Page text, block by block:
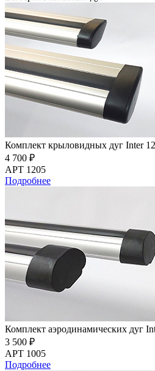
Комплект крыловидных дуг Inter
4 700 ₽
АРТ 1205
Подробнее
Комплект аэродинамических дуг
3 500 ₽
АРТ 1005
Подробнее